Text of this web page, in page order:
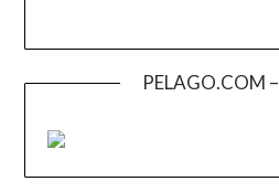
PELAGO.COM